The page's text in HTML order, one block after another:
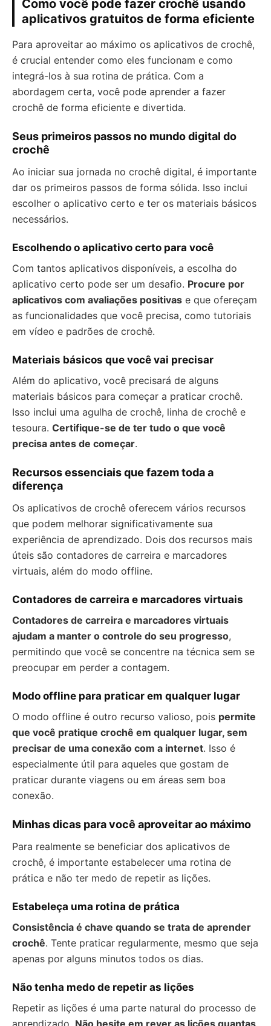
Como você pode fazer crochê usando
aplicativos gratuitos de forma eficiente
Para aproveitar ao máximo os aplicativos de crochê,
é crucial entender como eles funcionam e como
integrá-los à sua rotina de prática. Com a
abordagem certa, você pode aprender a fazer
crochê de forma eficiente e divertida.
Seus primeiros passos no mundo digital do
crochê
Ao iniciar sua jornada no crochê digital, é importante
dar os primeiros passos de forma sólida. Isso inclui
escolher o aplicativo certo e ter os materiais básicos
necessários.
Escolhendo o aplicativo certo para você
Com tantos aplicativos disponíveis, a escolha do
aplicativo certo pode ser um desafio. Procure por
aplicativos com avaliações positivas e que ofereçam
as funcionalidades que você precisa, como tutoriais
em vídeo e padrões de crochê.
Materiais básicos que você vai precisar
Além do aplicativo, você precisará de alguns
materiais básicos para começar a praticar crochê.
Isso inclui uma agulha de crochê, linha de crochê e
tesoura. Certifique-se de ter tudo o que você
precisa antes de começar.
Recursos essenciais que fazem toda a
diferença
Os aplicativos de crochê oferecem vários recursos
que podem melhorar significativamente sua
experiência de aprendizado. Dois dos recursos mais
úteis são contadores de carreira e marcadores
virtuais, além do modo offline.
Contadores de carreira e marcadores virtuais
Contadores de carreira e marcadores virtuais
ajudam a manter o controle do seu progresso,
permitindo que você se concentre na técnica sem se
preocupar em perder a contagem.
Modo offline para praticar em qualquer lugar
O modo offline é outro recurso valioso, pois permite
que você pratique crochê em qualquer lugar, sem
precisar de uma conexão com a internet. Isso é
especialmente útil para aqueles que gostam de
praticar durante viagens ou em áreas sem boa
conexão.
Minhas dicas para você aproveitar ao máximo
Para realmente se beneficiar dos aplicativos de
crochê, é importante estabelecer uma rotina de
prática e não ter medo de repetir as lições.
Estabeleça uma rotina de prática
Consistência é chave quando se trata de aprender
crochê. Tente praticar regularmente, mesmo que seja
apenas por alguns minutos todos os dias.
Não tenha medo de repetir as lições
Repetir as lições é uma parte natural do processo de
aprendizado. Não hesite em rever as lições quantas